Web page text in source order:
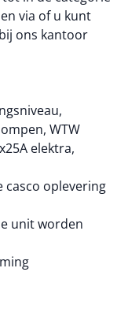
via of u kunt
ons kantoor
WTW
elektra,
casco oplevering
unit worden